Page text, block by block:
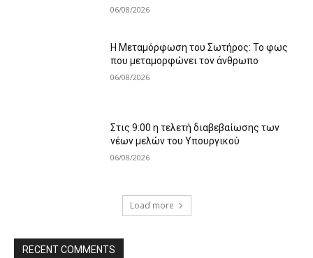
06/08/2026
Η Μεταμόρφωση του Σωτήρος: Το φως
που μεταμορφώνει τον άνθρωπο
06/08/2026
Στις 9:00 η τελετή διαβεβαίωσης των
νέων μελών του Υπουργικού
06/08/2026
Load more
RECENT COMMENTS